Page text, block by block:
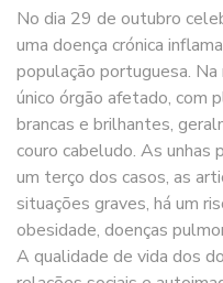
No dia 29 de outubro
uma doença crónica
população portuguesa.
único órgão afetado, com
brancas e brilhantes,
couro cabeludo. As unhas
um terço dos casos, as
situações graves, há um
obesidade, doenças
A qualidade de vida dos